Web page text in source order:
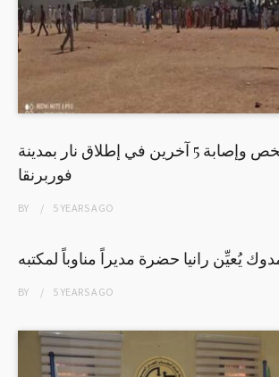
مقتل شخص وإصابة 5 آخرين في إطلاق نار بمدينة
فوربرنقا
BY 5 YEARSAGO
يُعيِّن رانيا حضرة مديراً مناوباً لمكتبه
BY 5 YEARSAGO